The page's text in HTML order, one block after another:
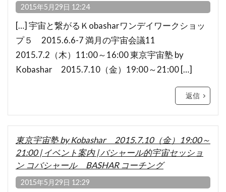
2015年5月29日 12:24
[…] 宇宙と繋がるＫobasharワンデイワークショッ
プ５ 2015.6.6-7 満月の宇宙会議11
2015.7.2（木）11:00～16:00 東京宇宙塾 by
Kobashar 2015.7.10（金）19:00～21:00 […]
返信
東京宇宙塾 by Kobashar 2015.7.10（金）19:00～
21:00 | イベント案内 | バシャール的宇宙セッショ
ン コバシャール BASHAR コーチング
2015年5月29日 12:29